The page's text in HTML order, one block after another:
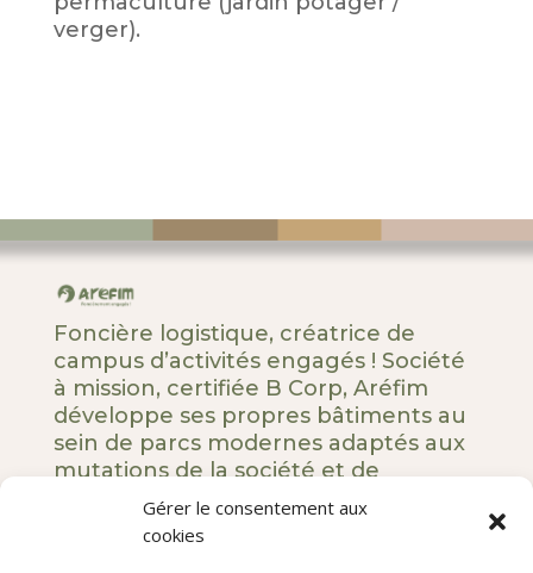
Gérer le consentement aux
cookies
verger).
Foncière logistique, créatrice de
campus d’activités engagés ! Société
à mission, certifiée B Corp, Aréfim
développe ses propres bâtiments au
sein de parcs modernes adaptés aux
mutations de la société et de
l’entreprise.
5 rue Royale – 75008 Paris